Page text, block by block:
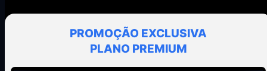
PROMOÇÃO EXCLUSIVA
PLANO PREMIUM